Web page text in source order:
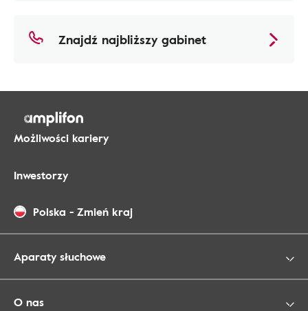
Znajdź najbliższy gabinet
Możliwości kariery
Inwestorzy
Polska - Zmień kraj
Aparaty słuchowe
O nas